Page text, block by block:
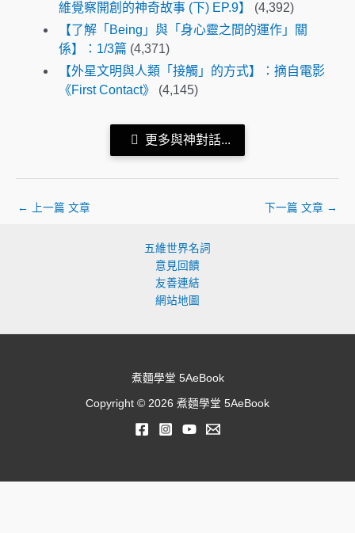
維覺察開創的神奇故事 (下) EP.9】
(4,392)
【了解「Being」與「身心靈之間的運作」關
係】：1/3篇 (4,371)
【外星文明與人類「接觸」的方式】：摘自電影
《First Contact》
(4,145)
更多與神對話...
← 上一篇 文章 下一篇 文章 →
五維世界名詞
意見回饋
友善連結
網站地圖
煮麵學堂 5AeBook
Copyright © 2026 煮麵學堂 5AeBook